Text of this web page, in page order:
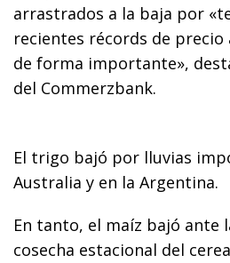
arrastrados a la baja por
recientes récords de precio
de forma importante»,
del Commerzbank.
El trigo bajó por lluvias
Australia y en la Argentina.
En tanto, el maíz bajó ante
cosecha estacional del